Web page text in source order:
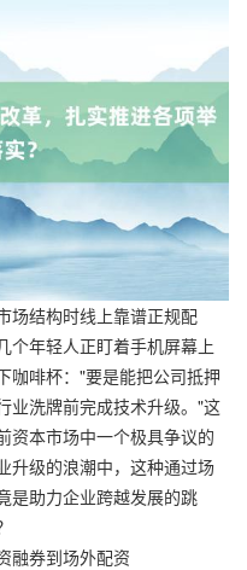
场结构时线上靠谱正规配
个年轻人正盯着手机屏幕上
咖啡杯："要是能把公司抵押
业洗牌前完成技术升级。"这
资本市场中一个极具争议的
级的浪潮中，这种通过场
是助力企业跨越发展的跳
融券到场外配资